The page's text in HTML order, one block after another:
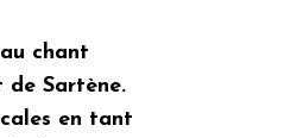
chant
Sartène.
en tant